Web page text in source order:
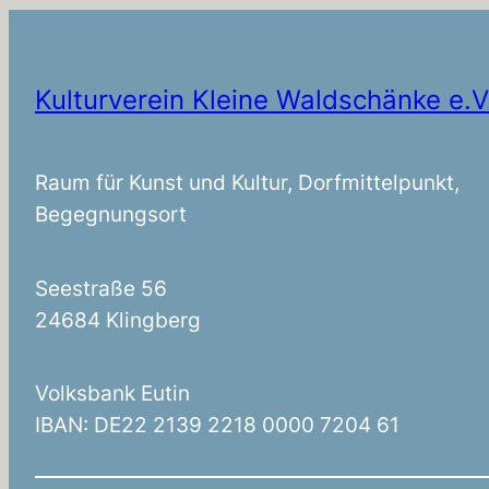
Kulturverein Kleine Waldschänke
Raum für Kunst und Kultur, Dorfmittelpunkt,
Begegnungsort
Seestraße 56
24684 Klingberg
Volksbank Eutin
IBAN: DE22 2139 2218 0000 7204 61